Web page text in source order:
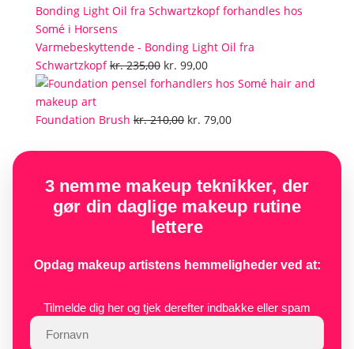
kr. 169,00.kr. 129,00.
pris
var:
kr. 130,00.
pris
kr. 49,00.
Varmebeskyttende - Bonding Light Oil fra
Schwartzkopf kr.235,00 Den
oprindelige
var:
kr. 99,00Den
aktuelle
er:
Foundation Brush kr.210,00 Den
pris
kr. 210,00.
kr. 79,00Den
pris
kr. 79,00.
3 nemme makeup teknikker, der
gør din daglige makeup rutine
lettere
Opdag makeup artistens hemmeligheder ved at:
Tilmelde dig her og tjek derefter indbakke eller spam